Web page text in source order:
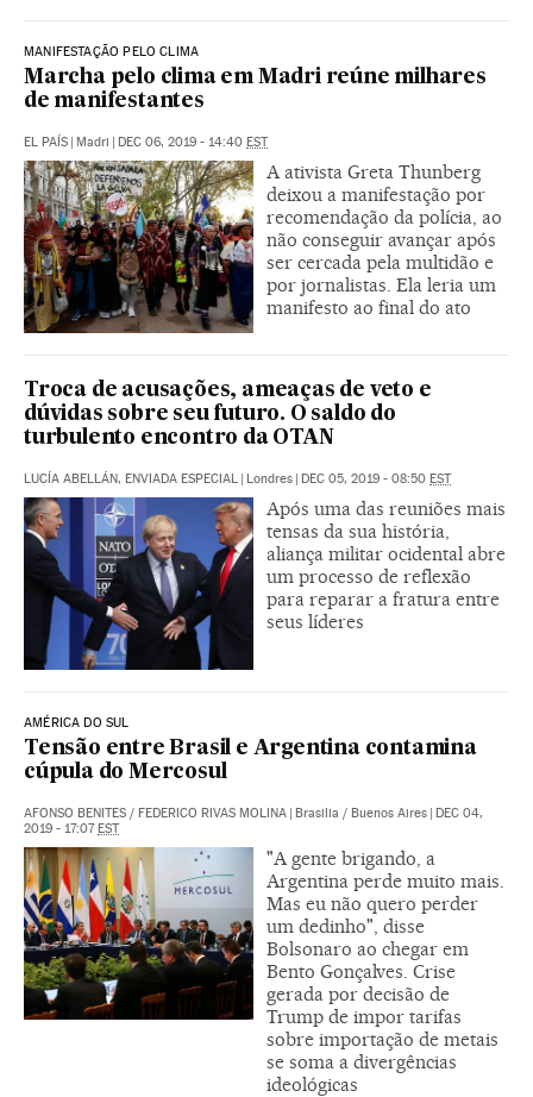
MANIFESTAÇÃO PELO CLIMA
Marcha pelo clima em Madri reúne milhares
de manifestantes
EL PAÍS | Madri | DEC 06, 2019 - 14:40 EST
A ativista Greta Thunberg
deixou a manifestação por
recomendação da polícia, ao
não conseguir avançar após
ser cercada pela multidão e
por jornalistas. Ela leria um
manifesto ao final do ato
Troca de acusações, ameaças de veto e
dúvidas sobre seu futuro. O saldo do
turbulento encontro da OTAN
LUCÍA ABELLÁN, ENVIADA ESPECIAL | Londres | DEC 05, 2019 - 08:50 EST
Após uma das reuniões mais
tensas da sua história,
aliança militar ocidental abre
um processo de reflexão
para reparar a fratura entre
seus líderes
AMÉRICA DO SUL
Tensão entre Brasil e Argentina contamina
cúpula do Mercosul
AFONSO BENITES / FEDERICO RIVAS MOLINA | Brasilia / Buenos Aires | DEC 04,
2019 - 17:07EST
"A gente brigando, a
Argentina perde muito mais.
Mas eu não quero perder
um dedinho", disse
Bolsonaro ao chegar em
Bento Gonçalves. Crise
gerada por decisão de
Trump de impor tarifas
sobre importação de metais
se soma a divergências
ideológicas